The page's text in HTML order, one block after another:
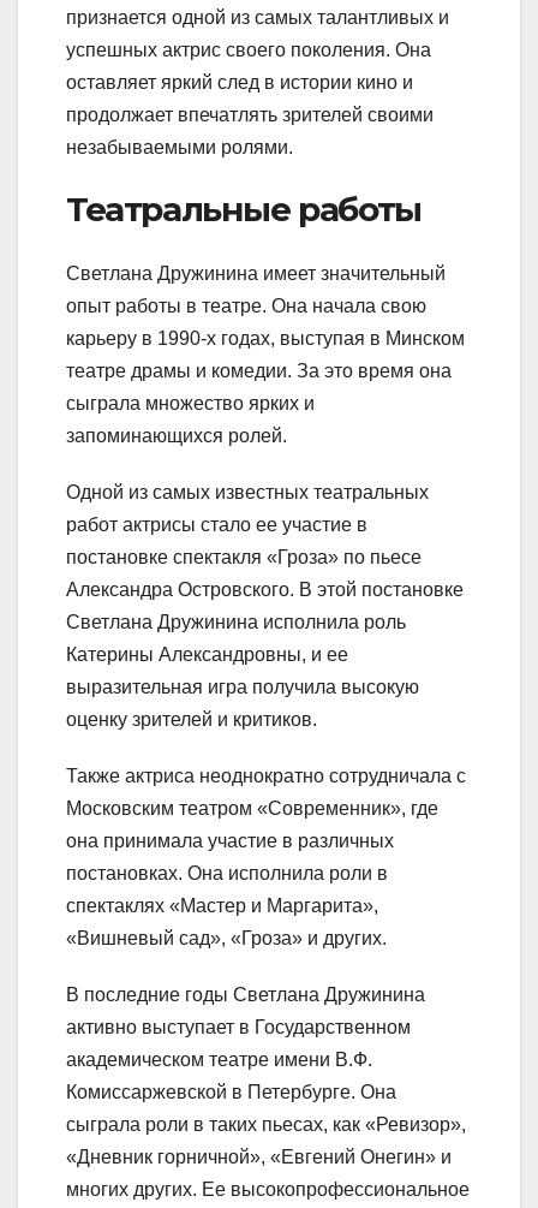
признается одной из самых талантливых и
успешных актрис своего поколения. Она
оставляет яркий след в истории кино и
продолжает впечатлять зрителей своими
незабываемыми ролями.
Театральные работы
Светлана Дружинина имеет значительный
опыт работы в театре. Она начала свою
карьеру в 1990-х годах, выступая в Минском
театре драмы и комедии. За это время она
сыграла множество ярких и
запоминающихся ролей.
Одной из самых известных театральных
работ актрисы стало ее участие в
постановке спектакля «Гроза» по пьесе
Александра Островского. В этой постановке
Светлана Дружинина исполнила роль
Катерины Александровны, и ее
выразительная игра получила высокую
оценку зрителей и критиков.
Также актриса неоднократно сотрудничала с
Московским театром «Современник», где
она принимала участие в различных
постановках. Она исполнила роли в
спектаклях «Мастер и Маргарита»,
«Вишневый сад», «Гроза» и других.
В последние годы Светлана Дружинина
активно выступает в Государственном
академическом театре имени В.Ф.
Комиссаржевской в Петербурге. Она
сыграла роли в таких пьесах, как «Ревизор»,
«Дневник горничной», «Евгений Онегин» и
многих других. Ее высокопрофессиональное